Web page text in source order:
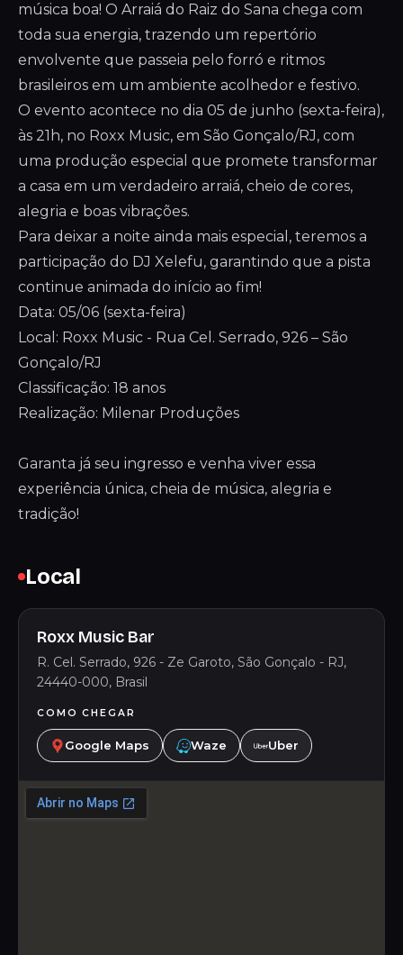
música boa! O Arraiá do Raiz do Sana chega com
toda sua energia, trazendo um repertório
envolvente que passeia pelo forró e ritmos
brasileiros em um ambiente acolhedor e festivo.
O evento acontece no dia 05 de junho (sexta-feira),
às 21h, no Roxx Music, em São Gonçalo/RJ, com
uma produção especial que promete transformar
a casa em um verdadeiro arraiá, cheio de cores,
alegria e boas vibrações.
Para deixar a noite ainda mais especial, teremos a
participação do DJ Xelefu, garantindo que a pista
continue animada do início ao fim!
Data: 05/06 (sexta-feira)
Local: Roxx Music - Rua Cel. Serrado, 926 – São
Gonçalo/RJ
Classificação: 18 anos
Realização: Milenar Produções
Garanta já seu ingresso e venha viver essa
experiência única, cheia de música, alegria e
tradição!
Local
Roxx Music Bar
R. Cel. Serrado, 926 - Ze Garoto, São Gonçalo - RJ,
24440-000, Brasil
COMO CHEGAR
Google Maps Waze Uber